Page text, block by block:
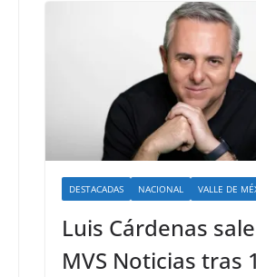
DESTACADAS NACIONAL VALLE DE
Luis Cárdenas
MVS Noticias tras